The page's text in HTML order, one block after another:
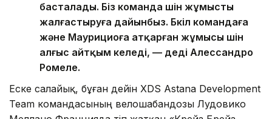
басталады. Біз команда үшін жұмысты
жалғастыруға дайынбыз. Бүкіл командаға
және Маурициоға атқарған жұмысы үшін
алғыс айтқым келеді, — деді Алессандро
Ромеле.
Еске салайық, бұған дейін XDS Astana Development
Team командасының велошабандозы Лудовико